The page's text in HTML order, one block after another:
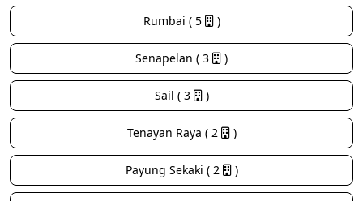
Rumbai ( 5 )
Senapelan ( 3 )
Sail ( 3 )
Tenayan Raya ( 2 )
Payung Sekaki ( 2 )